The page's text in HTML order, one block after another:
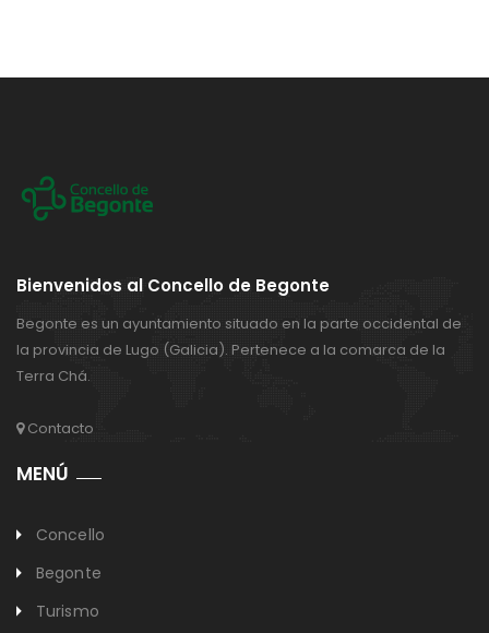
Bienvenidos al Concello de Begonte
Begonte es un ayuntamiento situado en la parte occidental de
la provincia de Lugo (Galicia). Pertenece a la comarca de la
Terra Chá.
Contacto
MENÚ
Concello
Begonte
Turismo